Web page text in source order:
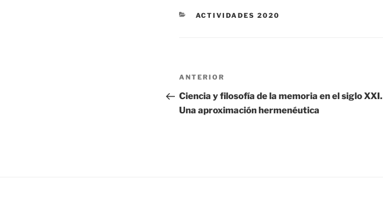
CATEGORÍAS
ACTIVIDADES 2020
Navegación
de
entradas
Entrada
anterior:
ANTERIOR
Ciencia y filosofía de la memoria en el siglo XXI.
Una aproximación hermenéutica